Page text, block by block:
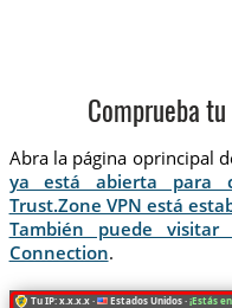
Comprueba tu
Abra la página oprincipal
ya está abierta para
Trust.Zone VPN está
También puede
Connection.
Tu IP: x.x.x.x · Estados Unidos ·¡Estás en